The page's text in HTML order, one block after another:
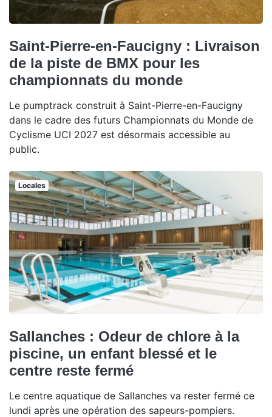
Saint-Pierre-en-Faucigny : Livraison
de la piste de BMX pour les
championnats du monde
Le pumptrack construit à Saint-Pierre-en-Faucigny
dans le cadre des futurs Championnats du Monde de
Cyclisme UCI 2027 est désormais accessible au
public.
Locales
Sallanches : Odeur de chlore à la
piscine, un enfant blessé et le
centre reste fermé
Le centre aquatique de Sallanches va rester fermé ce
lundi après une opération des sapeurs-pompiers.